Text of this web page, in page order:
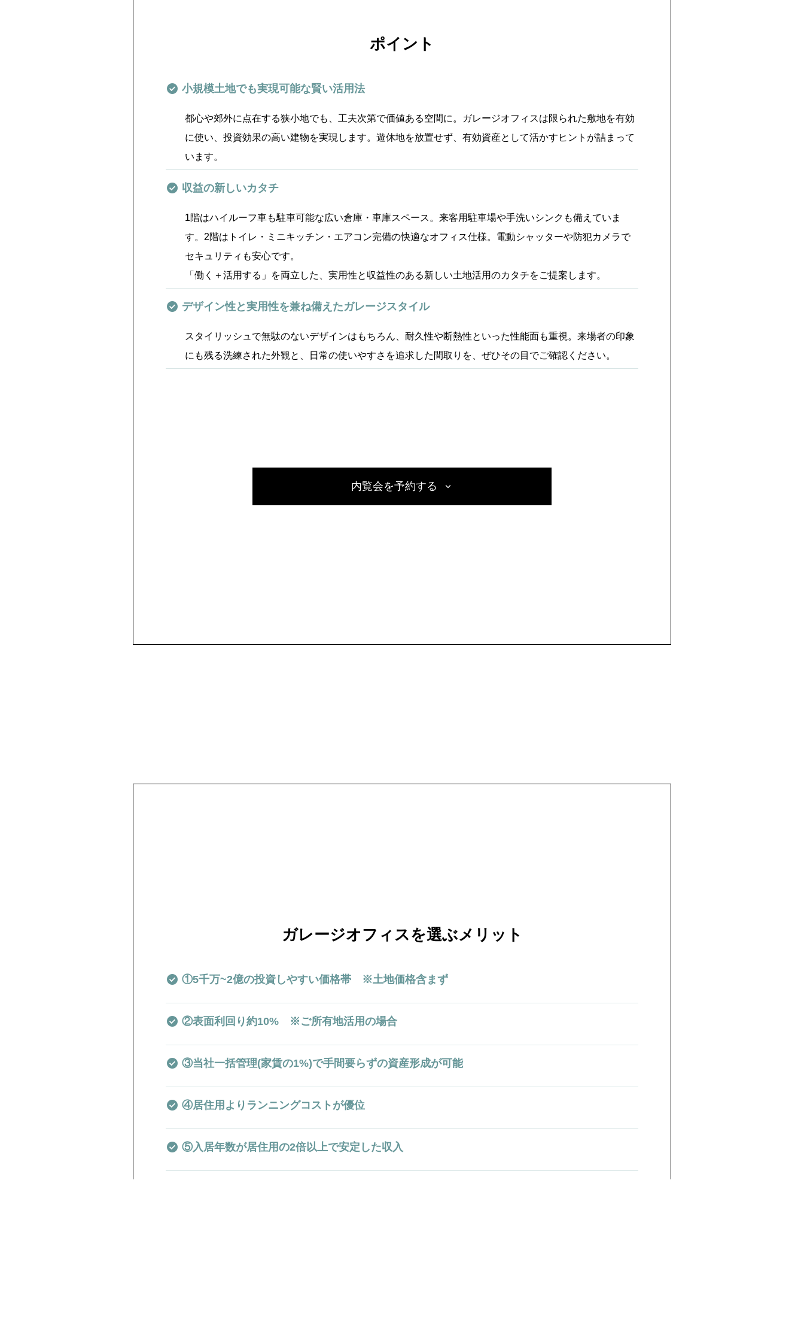
ポイント
小規模土地でも実現可能な賢い活用法
都心や郊外に点在する狭小地でも、工夫次第で価値ある空間に。ガレージオフィスは限られた敷地を有効
に使い、投資効果の高い建物を実現します。遊休地を放置せず、有効資産として活かすヒントが詰まって
います。
収益の新しいカタチ
1階はハイルーフ車も駐車可能な広い倉庫・車庫スペース。来客用駐車場や手洗いシンクも備えていま
す。2階はトイレ・ミニキッチン・エアコン完備の快適なオフィス仕様。電動シャッターや防犯カメラで
セキュリティも安心です。
「働く＋活用する」を両立した、実用性と収益性のある新しい土地活用のカタチをご提案します。
デザイン性と実用性を兼ね備えたガレージスタイル
スタイリッシュで無駄のないデザインはもちろん、耐久性や断熱性といった性能面も重視。来場者の印象
にも残る洗練された外観と、日常の使いやすさを追求した間取りを、ぜひその目でご確認ください。
内覧会を予約する expand_more
ガレージオフィスを選ぶメリット
①5千万~2億の投資しやすい価格帯 ※土地価格含まず
②表面利回り約10% ※ご所有地活用の場合
③当社一括管理(家賃の1%)で手間要らずの資産形成が可能
④居住用よりランニングコストが優位
⑤入居年数が居住用の2倍以上で安定した収入